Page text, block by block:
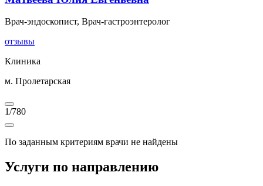
Врач-эндоскопист, Врач-гастроэнтеролог
отзывы
Клиника
м. Пролетарская
1/780
По заданным критериям врачи не найдены
Услуги по направлению